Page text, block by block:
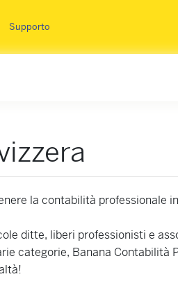
Supporto
la contabilità professionale
ditte, liberi professionisti e
categorie, Banana Contabilità